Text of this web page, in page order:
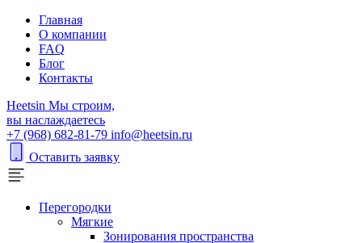
Главная
О компании
FAQ
Блог
Контакты
Heetsin Мы строим,
вы наслаждаетесь
+7 (968) 682-81-79 info@heetsin.ru
Оставить заявку
Перегородки
Мягкие
Зонирования пространства